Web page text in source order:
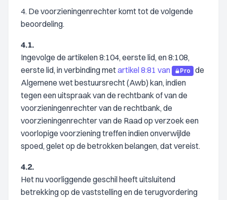
4. De voorzieningenrechter komt tot de volgende
beoordeling.
4.1.
Ingevolge de artikelen 8:104, eerste lid, en 8:108,
eerste lid, in verbinding metartikel 8:81 van Pro
de
Algemene wet bestuursrecht (Awb) kan, indien
tegen een uitspraak van de rechtbank of van de
voorzieningenrechter van de rechtbank, de
voorzieningenrechter van de Raad op verzoek een
voorlopige voorziening treffen indien onverwijlde
spoed, gelet op de betrokken belangen, dat vereist.
4.2.
Het nu voorliggende geschil heeft uitsluitend
betrekking op de vaststelling en de terugvordering